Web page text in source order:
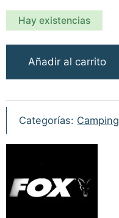
Hay existencias
Cookware
Cookstation
cantidad
Añadir al carrito
Categorías: Camping